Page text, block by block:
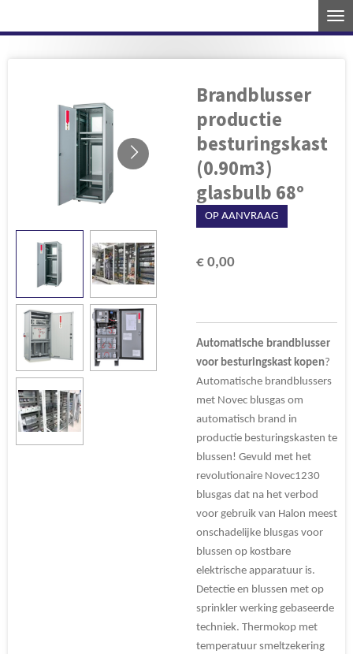
direct
Brandblusser
productie
besturingskast
(0.90m3)
glasbulb 68º
OP AANVRAAG
€ 0,00
Automatische brandblusser
voor besturingskast kopen?
Automatische brandblussers
met Novec blusgas om
automatisch brand in
productie besturingskasten te
blussen! Gevuld met het
revolutionaire Novec1230
blusgas dat na het verbod
voor gebruik van Halon meest
onschadelijke blusgas voor
blussen op kostbare
elektrische apparatuur is.
Detectie en blussen met op
sprinkler werking gebaseerde
techniek. Thermokop met
temperatuur smeltzekering